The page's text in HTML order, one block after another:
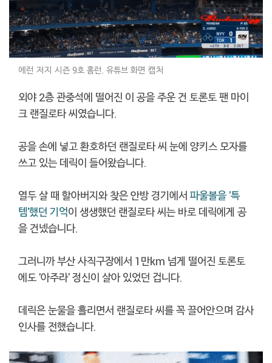
에런 저지 시즌 9호 홈런. 유튜브 화면 캡처
외야 2층 관중석에 떨어진 이 공을 주운 건 토론토 팬 마이
크 랜질로타 씨였습니다.
공을 손에 넣고 환호하던 랜질로타 씨 눈에 양키스 모자를
쓰고 있는 데릭이 들어왔습니다.
열두 살 때 할아버지와 찾은 안방 경기에서 파울볼을 '특
템'했던 기억이 생생했던 랜질로타 씨는 바로 데릭에게 공
을 건넸습니다.
그러니까 부산 사직구장에서 1만km 넘게 떨어진 토론토
에도 '아주라' 정신이 살아 있었던 겁니다.
데릭은 눈물을 흘리면서 랜질로타 씨를 꼭 끌어안으며 감사
인사를 전했습니다.